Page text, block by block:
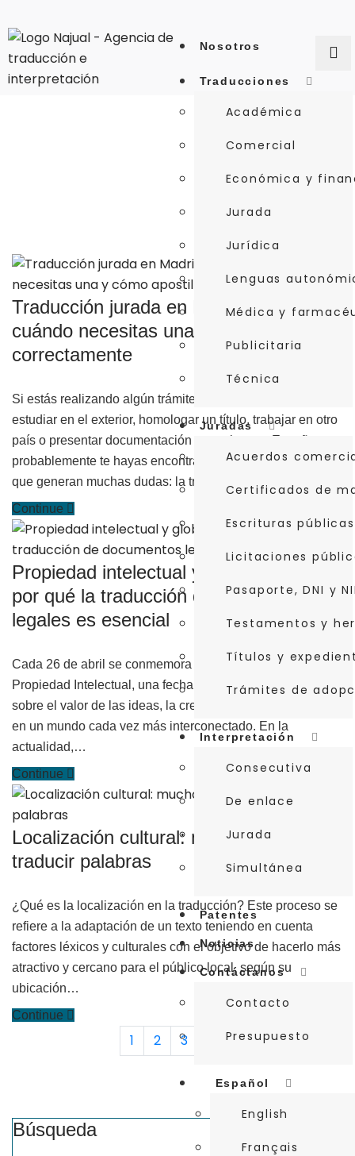
Nosotros
Traducciones
Académica
Comercial
Económica y
Jurada
Jurídica
Lenguas
Médica y
Publicitaria
Técnica
Juradas
Acuerdos
Certificados de
Escrituras
Licitaciones
Pasaporte, DNI y
Testamentos y
Títulos y
Trámites de
Interpretación
Consecutiva
De enlace
Jurada
Simultánea
Patentes
Noticias
Contáctanos
Contacto
Presupuesto
Español
English
Français
Traducción jurada en Madrid: qué es,
cuándo necesitas una y cómo apostillar
correctamente
Si estás realizando algún trámite internacional —ya sea
estudiar en el exterior, homologar un título, trabajar en otro
país o presentar documentación extranjera en España—,
probablemente te hayas encontrado con dos conceptos
que generan muchas dudas: la traducción jurada y…
Continue
Propiedad intelectual y globalización:
por qué la traducción de documentos
legales es esencial
Cada 26 de abril se conmemora el Día Mundial de la
Propiedad Intelectual, una fecha que invita a reflexionar
sobre el valor de las ideas, la creatividad y la innovación
en un mundo cada vez más interconectado. En la
actualidad,…
Continue
Localización cultural: mucho más que
traducir palabras
¿Qué es la localización en la traducción? Este proceso se
refiere a la adaptación de un texto teniendo en cuenta
factores léxicos y culturales con el objetivo de hacerlo más
atractivo y cercano para el público local, según su
ubicación…
Continue
1 2 3
Búsqueda